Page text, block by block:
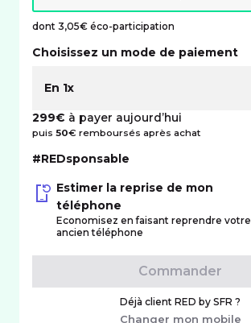
dont 3,05€ éco-participation
Choisissez un mode de paiement
En 1x
299€ à payer aujourd’hui
puis 50€ remboursés après achat
#REDsponsable
Estimer la reprise de mon
téléphone
Economisez en faisant reprendre votre
ancien téléphone
Commander
Déjà client RED by SFR ?
Changer mon mobile